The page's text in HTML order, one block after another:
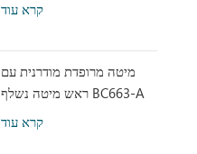
קרא עוד
מיטה מרופדת מודרנית עם
ראש מיטה נשלף BC663-A
קרא עוד